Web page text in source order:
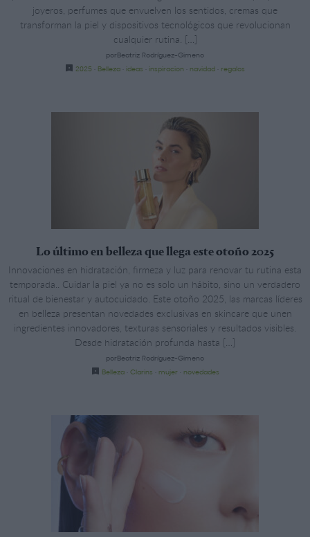
joyeros, perfumes que envuelven los sentidos, cremas que
transforman la piel y dispositivos tecnológicos que revolucionan
cualquier rutina. […]
porBeatriz Rodríguez-Gimeno
2025
Belleza ideas inspiracion navidad regalos
Lo último en belleza que llega este otoño 2025
Innovaciones en hidratación, firmeza y luz para renovar tu rutina esta
temporada.. Cuidar la piel ya no es solo un hábito, sino un verdadero
ritual de bienestar y autocuidado. Este otoño 2025, las marcas líderes
en belleza presentan novedades exclusivas en skincare que unen
ingredientes innovadores, texturas sensoriales y resultados visibles.
Desde hidratación profunda hasta […]
porBeatriz Rodríguez-Gimeno
Belleza· Clarins mujer· novedades